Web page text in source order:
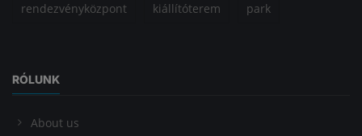
rendezvényközpont kiállítóterem park
RÓLUNK
About us